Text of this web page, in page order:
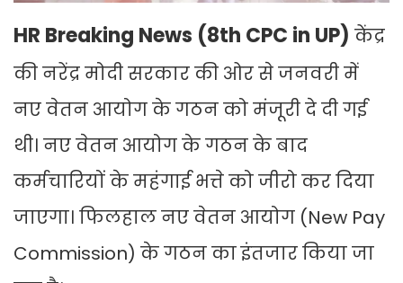
HR Breaking News (8th CPC in UP) केंद्र
की नरेंद्र मोदी सरकार की ओर से जनवरी में
नए वेतन आयोग के गठन को मंजूरी दे दी गई
थी। नए वेतन आयोग के गठन के बाद
कर्मचारियों के महंगाई भत्ते को जीरो कर दिया
जाएगा। फिलहाल नए वेतन आयोग (New Pay
Commission) के गठन का इंतजार किया जा